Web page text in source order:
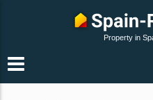
Property in